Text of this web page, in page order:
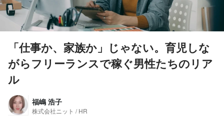
「仕事か、家族か」じゃない。育児しな
がらフリーランスで稼ぐ男性たちのリア
ル
福嶋 浩子
株式会社ニット / HR